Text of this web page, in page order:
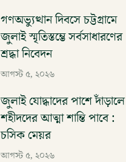
গণঅভ্যুত্থান দিবসে চট্টগ্রামে
জুলাই স্মৃতিস্তম্ভে সর্বসাধারণের
শ্রদ্ধা নিবেদন
আগস্ট ৫, ২০২৬
জুলাই যোদ্ধাদের পাশে দাঁড়ালে
শহীদদের আত্মা শান্তি পাবে :
চসিক মেয়র
আগস্ট ৫, ২০২৬